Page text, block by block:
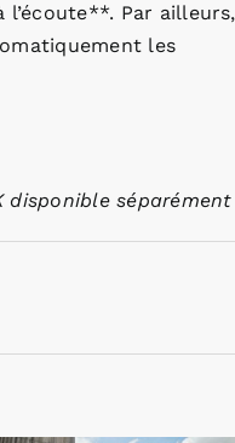
l’écoute**. Par ailleurs,
les
disponible séparément